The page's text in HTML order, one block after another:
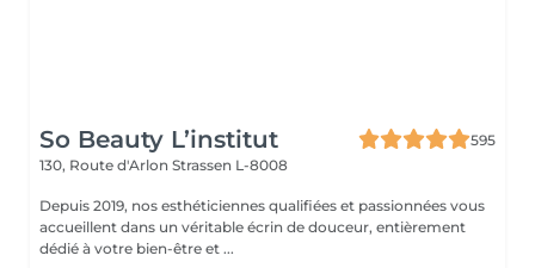
So Beauty L’institut
595
130, Route d'Arlon Strassen L-8008
Depuis 2019, nos esthéticiennes qualifiées et passionnées vous
accueillent dans un véritable écrin de douceur, entièrement
dédié à votre bien-être et ...